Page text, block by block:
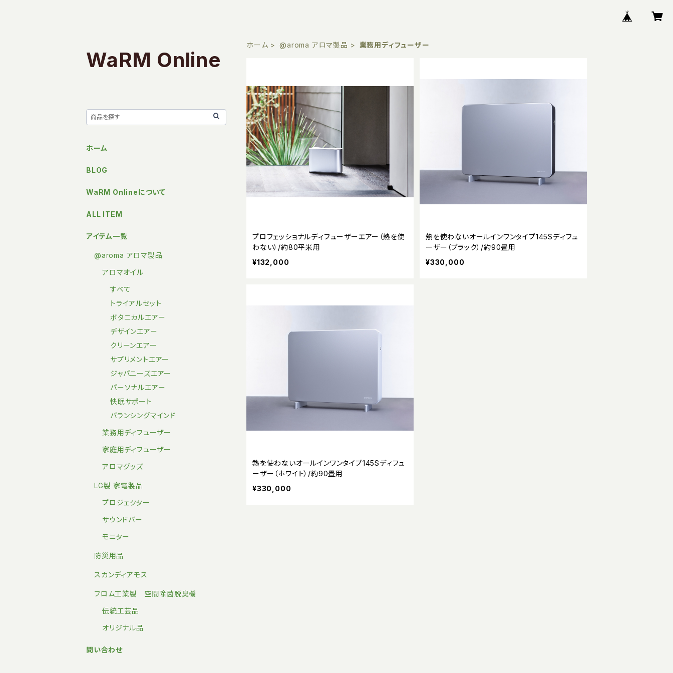
ホーム @aroma アロマ製品 業務用ディフューザー
プロフェッショナルディフューザーエアー（熱を使
わない）/約80平米用
¥132,000
熱を使わないオールインワンタイプ145Sディフュ
ーザー（ブラック）/約90畳用
¥330,000
熱を使わないオールインワンタイプ145Sディフュ
ーザー（ホワイト）/約90畳用
¥330,000
WaRM Online
ホーム
BLOG
WaRM Onlineについて
ALL ITEM
アイテム一覧
@aroma アロマ製品
アロマオイル
すべて
トライアルセット
ボタニカルエアー
デザインエアー
クリーンエアー
サプリメントエアー
ジャパニーズエアー
パーソナルエアー
快眠サポート
バランシングマインド
業務用ディフューザー
家庭用ディフューザー
アロマグッズ
LG製 家電製品
プロジェクター
サウンドバー
モニター
防災用品
スカンディアモス
フロム工業製 空間除菌脱臭機
伝統工芸品
オリジナル品
問い合わせ